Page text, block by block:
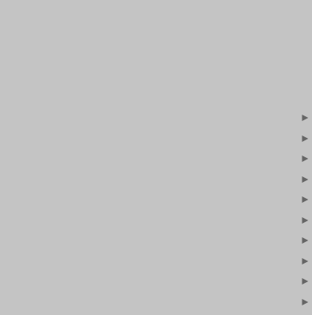
►
►
►
►
►
►
►
►
►
►